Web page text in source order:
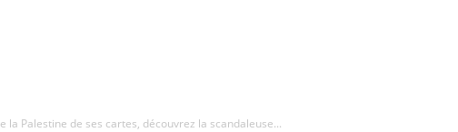
la Palestine de ses cartes, découvrez la scandaleuse...